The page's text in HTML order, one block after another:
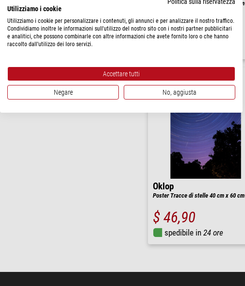
Poster Tracce di stelle 30 cm x 45 cm
$ 28,90
Oklop
Poster Tracce di stelle 40 cm x 60 cm
$ 46,90
spedibile in 24 ore
Utilizziamo i cookie
Utilizziamo i cookie per personalizzare i contenuti, gli annunci e per analizzare il nostro traffico.
Condividiamo inoltre le informazioni sull'utilizzo del nostro sito con i nostri partner pubblicitari
e analitici, che possono combinarle con altre informazioni che avete fornito loro o che hanno
raccolto dall'utilizzo dei loro servizi.
Accettare tutti
Negare No, aggiusta